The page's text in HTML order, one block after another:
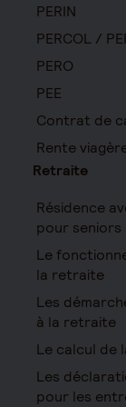
PERIN
PERCOL /
PERO
PEE
Contrat de
Rente
Retraite
Résidence
pour seniors
Le
la retraite
Les
à la retraite
Le calcul de
Les
pour les